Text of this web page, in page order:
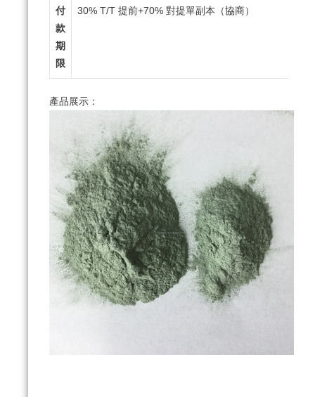
付
款
期
限
30% T/T 提前+70% 對提單副本（協商）
產品展示：